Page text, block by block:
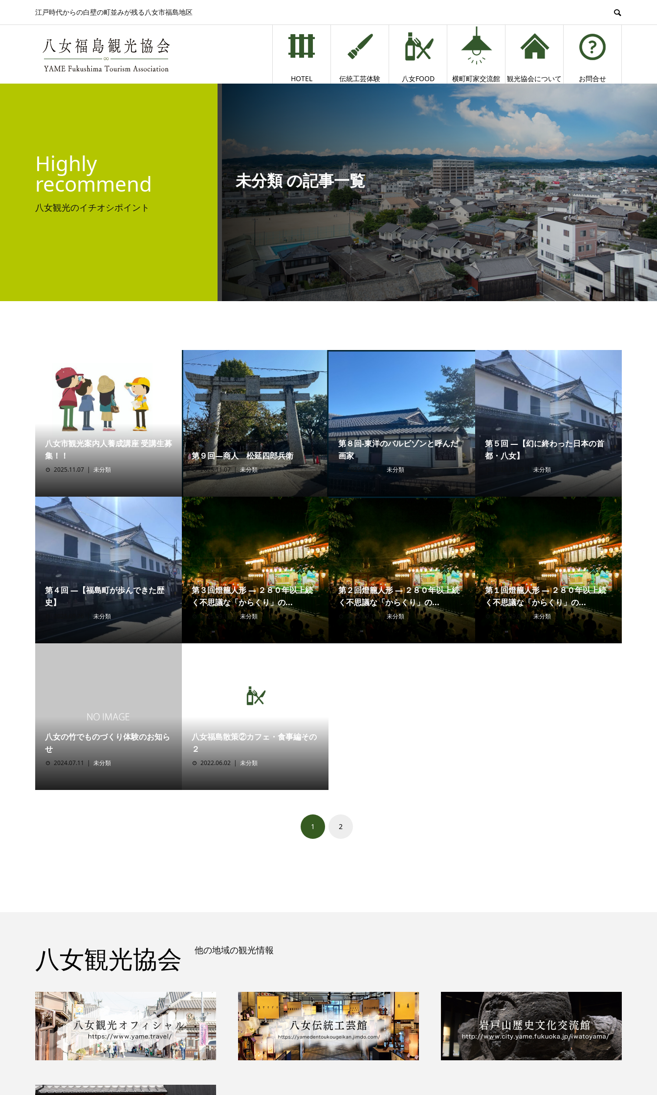
江戸時代からの白壁の町並みが残る八女市福島地区
HOTEL 伝統工芸体験 八女FOOD 横町町家交流館 観光協会について お問合せ
Highly
recommend
八女観光のイチオシポイント
未分類 の記事一覧
八女市観光案内人養成講座 受講生募
集！！
2025.11.07 未分類
第９回―商人 松延四郎兵衛
2025.11.07 未分類
第８回-東洋のバルビゾンと呼んだ
画家
2025.10.31 未分類
第５回 ―【幻に終わった日本の首
都・八女】
未分類
第４回 ―【福島町が歩んできた歴
史】
未分類
第３回燈籠人形 ― ２８０年以上続
く不思議な「からくり」の...
2025.09.19 未分類
第２回燈籠人形 ― ２８０年以上続
く不思議な「からくり」の...
2025.09.12 未分類
第１回燈籠人形 ― ２８０年以上続
く不思議な「からくり」の...
2025.09.05 未分類
八女の竹でものづくり体験のお知ら
せ
2024.07.11 未分類
八女福島散策②カフェ・食事編その
２
2022.06.02 未分類
1 2
八女観光協会 他の地域の観光情報